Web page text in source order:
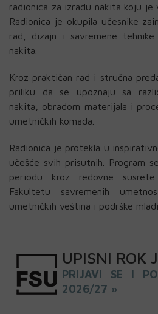
radionica za izradu nakita koju je
Radionica je okupila učesnike
rad, dizajn i savremene tehnike
nakita.
Kroz praktičan rad i stručna
priliku da se upoznaju sa
nakita, obradom materijala i
umetničkih komada.
Radionica je protekla u
učešće svih prisutnih. Program
periodu kroz redovne
Fakultetu savremenih
umetničkih veština i podrške
UPISNI ROK
PRIJAVI SE I
2026/27 »